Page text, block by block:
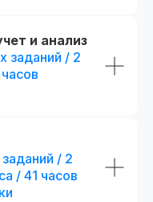
и анализ
заданий / 2
/ 2
/ 41 часов